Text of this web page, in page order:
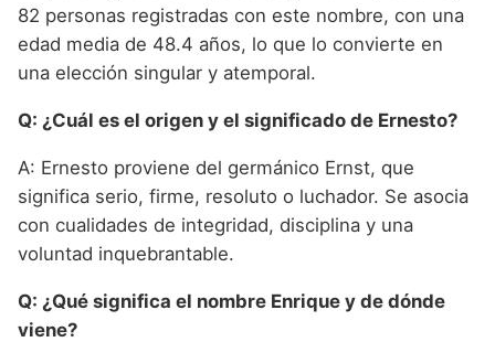
82 personas registradas con este nombre, con una
edad media de 48.4 años, lo que lo convierte en
una elección singular y atemporal.
Q: ¿Cuál es el origen y el significado de Ernesto?
A: Ernesto proviene del germánico Ernst, que
significa serio, firme, resoluto o luchador. Se asocia
con cualidades de integridad, disciplina y una
voluntad inquebrantable.
Q: ¿Qué significa el nombre Enrique y de dónde
viene?